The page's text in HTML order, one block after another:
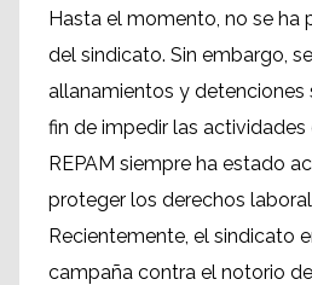
Hasta el momento, no se ha
del sindicato. Sin embargo,
allanamientos y
fin de impedir las actividades
REPAM siempre ha estado
proteger los derechos
Recientemente, el sindicato
campaña contra el notorio